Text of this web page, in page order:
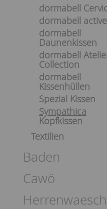
dormabell
dormabell active
dormabell
Daunenkissen
dormabell
Collection
dormabell
Kissenhüllen
Spezial Kissen
Sympathica
Kopfkissen
Textilien
Baden
Cawö